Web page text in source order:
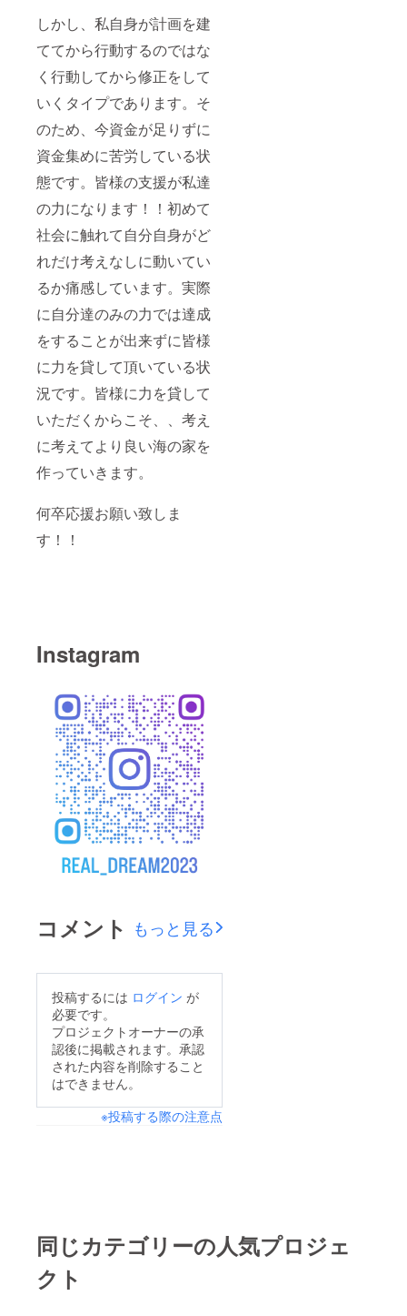
しかし、私自身が計画を建
ててから行動するのではな
く行動してから修正をして
いくタイプであります。そ
のため、今資金が足りずに
資金集めに苦労している状
態です。皆様の支援が私達
の力になります！！初めて
社会に触れて自分自身がど
れだけ考えなしに動いてい
るか痛感しています。実際
に自分達のみの力では達成
をすることが出来ずに皆様
に力を貸して頂いている状
況です。皆様に力を貸して
いただくからこそ、、考え
に考えてより良い海の家を
作っていきます。
何卒応援お願い致しま
す！！
Instagram
コメント もっと見る
投稿するには ログイン が
必要です。
プロジェクトオーナーの承
認後に掲載されます。承認
された内容を削除すること
はできません。
※投稿する際の注意点
同じカテゴリーの人気プロジェ
クト